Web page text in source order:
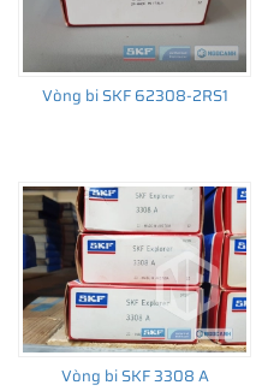
Vòng bi SKF 62308-2RS1
Vòng bi SKF 3308 A